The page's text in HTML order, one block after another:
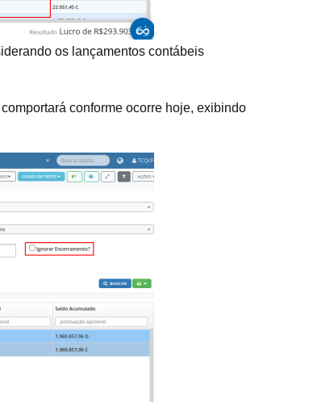
os lançamentos contábeis
conforme ocorre hoje, exibindo